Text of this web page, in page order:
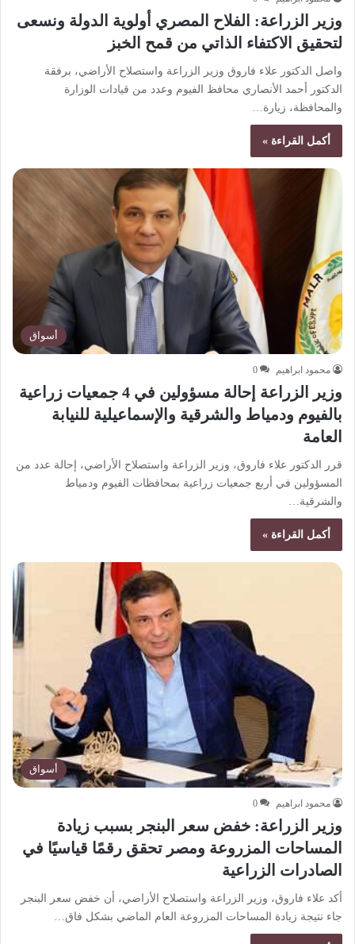
وزير الزراعة: الفلاح المصري أولوية الدولة ونسعى
لتحقيق الاكتفاء الذاتي من قمح الخبز
واصل الدكتور علاء فاروق وزير الزراعة واستصلاح الأراضي، برفقة
الدكتور أحمد الأنصاري محافظ الفيوم وعدد من قيادات الوزارة
والمحافظة، زيارة…
أكمل القراءة »
أسواق
محمود ابراهيم 0
وزير الزراعة إحالة مسؤولين في 4 جمعيات زراعية
بالفيوم ودمياط والشرقية والإسماعيلية للنيابة
العامة
قرر الدكتور علاء فاروق، وزير الزراعة واستصلاح الأراضي، إحالة عدد من
المسؤولين في أربع جمعيات زراعية بمحافظات الفيوم ودمياط
والشرقية…
أكمل القراءة »
أسواق
محمود ابراهيم 0
وزير الزراعة: خفض سعر البنجر بسبب زيادة
المساحات المزروعة ومصر تحقق رقمًا قياسيًا في
الصادرات الزراعية
أكد علاء فاروق، وزير الزراعة واستصلاح الأراضي، أن خفض سعر البنجر
جاء نتيجة زيادة المساحات المزروعة العام الماضي بشكل فاق…